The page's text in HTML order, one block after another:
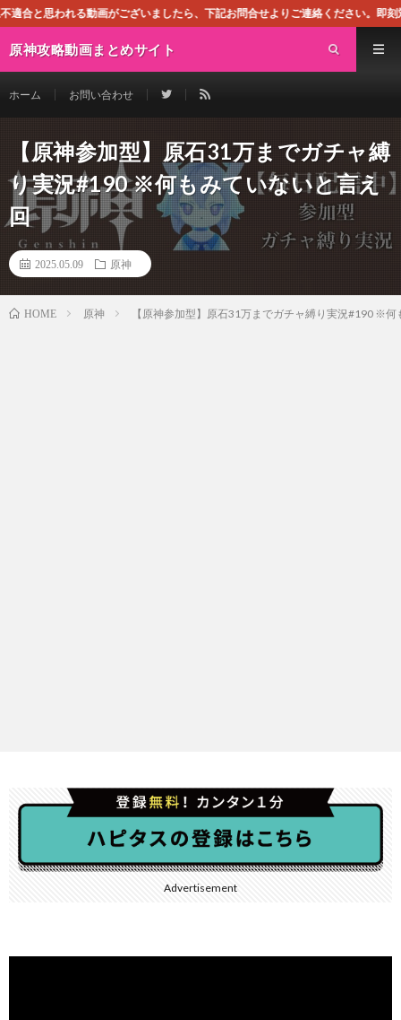
ございましたら、下記お問合せよりご連絡ください。即刻対処させて頂き
原神攻略動画まとめサイト
ホーム お問い合わせ
【原神参加型】原石31万までガチャ縛
り実況#190 ※何もみていないと言え
回
2025.05.09 原神
HOME 原神 【原神参加型】原石31万までガチャ縛り実況#190 ※
Advertisement